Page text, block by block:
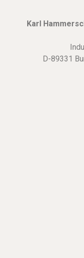
Karl
D-89331